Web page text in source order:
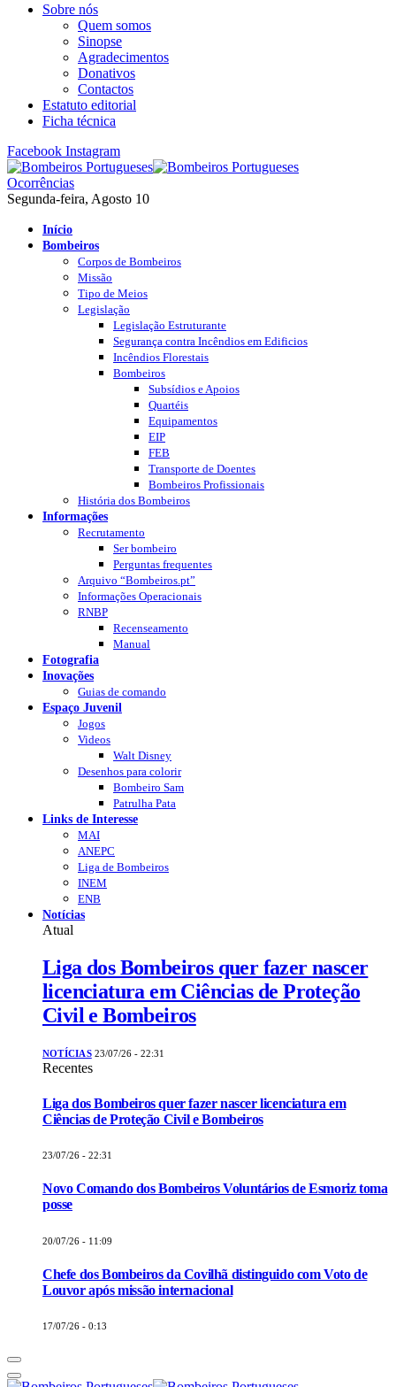
Sobre nós
Quem somos
Sinopse
Agradecimentos
Donativos
Contactos
Estatuto editorial
Ficha técnica
Facebook Instagram
Ocorrências
Segunda-feira, Agosto 10
Início
Bombeiros
Corpos de Bombeiros
Missão
Tipo de Meios
Legislação
Legislação Estruturante
Segurança contra Incêndios em Edificios
Incêndios Florestais
Bombeiros
Subsídios e Apoios
Quartéis
Equipamentos
EIP
FEB
Transporte de Doentes
Bombeiros Profissionais
História dos Bombeiros
Informações
Recrutamento
Ser bombeiro
Perguntas frequentes
Arquivo “Bombeiros.pt”
Informações Operacionais
RNBP
Recenseamento
Manual
Fotografia
Inovações
Guias de comando
Espaço Juvenil
Jogos
Videos
Walt Disney
Desenhos para colorir
Bombeiro Sam
Patrulha Pata
Links de Interesse
MAI
ANEPC
Liga de Bombeiros
INEM
ENB
Notícias
Atual
Liga dos Bombeiros quer fazer nascer
licenciatura em Ciências de Proteção
Civil e Bombeiros
NOTÍCIAS 23/07/26 - 22:31
Recentes
Liga dos Bombeiros quer fazer nascer licenciatura em
Ciências de Proteção Civil e Bombeiros
23/07/26 - 22:31
Novo Comando dos Bombeiros Voluntários de Esmoriz toma
posse
20/07/26 - 11:09
Chefe dos Bombeiros da Covilhã distinguido com Voto de
Louvor após missão internacional
17/07/26 - 0:13